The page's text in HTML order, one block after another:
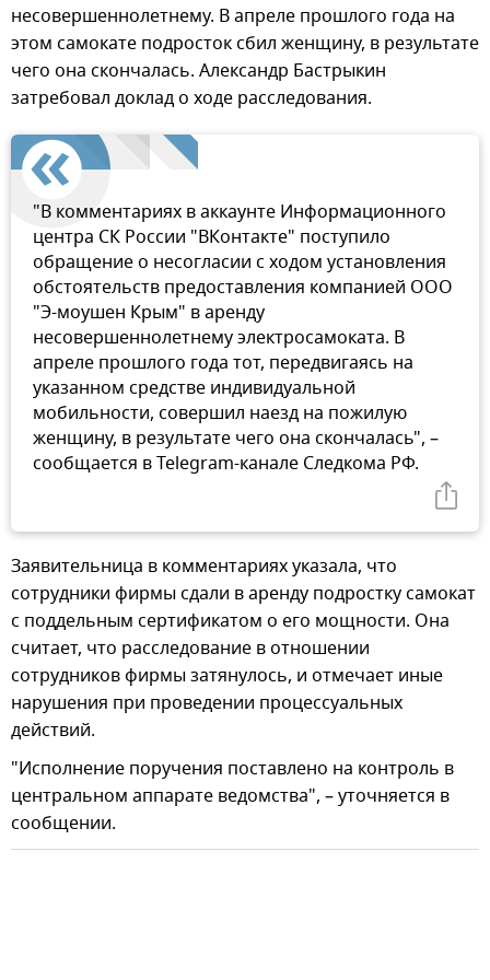
несовершеннолетнему. В апреле прошлого года на
этом самокате подросток сбил женщину, в результате
чего она скончалась. Александр Бастрыкин
затребовал доклад о ходе расследования.
"В комментариях в аккаунте Информационного
центра СК России "ВКонтакте" поступило
обращение о несогласии с ходом установления
обстоятельств предоставления компанией ООО
"Э-моушен Крым" в аренду
несовершеннолетнему электросамоката. В
апреле прошлого года тот, передвигаясь на
указанном средстве индивидуальной
мобильности, совершил наезд на пожилую
женщину, в результате чего она скончалась", –
сообщается в Telegram-канале Следкома РФ.
Заявительница в комментариях указала, что
сотрудники фирмы сдали в аренду подростку самокат
с поддельным сертификатом о его мощности. Она
считает, что расследование в отношении
сотрудников фирмы затянулось, и отмечает иные
нарушения при проведении процессуальных
действий.
"Исполнение поручения поставлено на контроль в
центральном аппарате ведомства", – уточняется в
сообщении.